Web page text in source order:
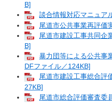
B]
談合情報対応マニュア
尾道市公共事業再評価
尾道市建設工事共同企
B]
暴力団等による公共事
DFファイル／124KB]
尾道市建設工事総合評
27KB]
尾道市総合評価審査委